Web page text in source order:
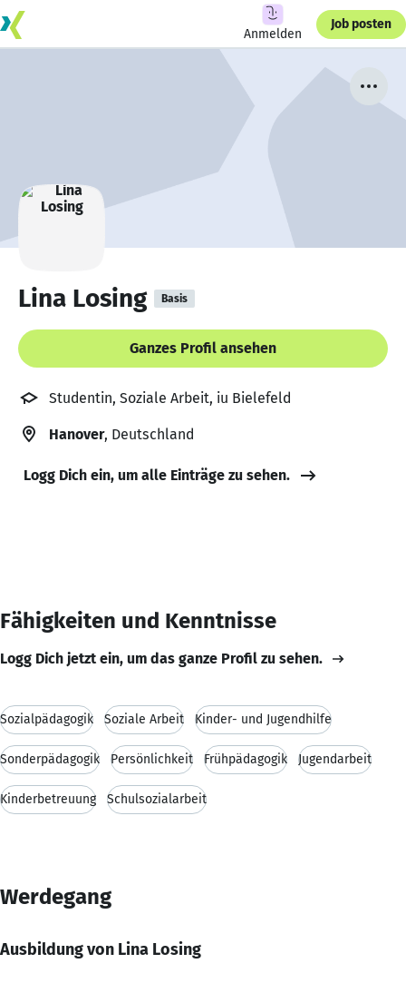
Anmelden
Job posten
Lina Losing Basis
Ganzes Profil ansehen
Studentin, Soziale Arbeit, iu Bielefeld
Hanover, Deutschland
Logg Dich ein, um alle Einträge zu sehen.
Fähigkeiten und Kenntnisse
Logg Dich jetzt ein, um das ganze Profil zu sehen.
Sozialpädagogik Soziale Arbeit Kinder- und Jugendhilfe
Sonderpädagogik Persönlichkeit Frühpädagogik Jugendarbeit
Kinderbetreuung Schulsozialarbeit
Werdegang
Ausbildung von Lina Losing